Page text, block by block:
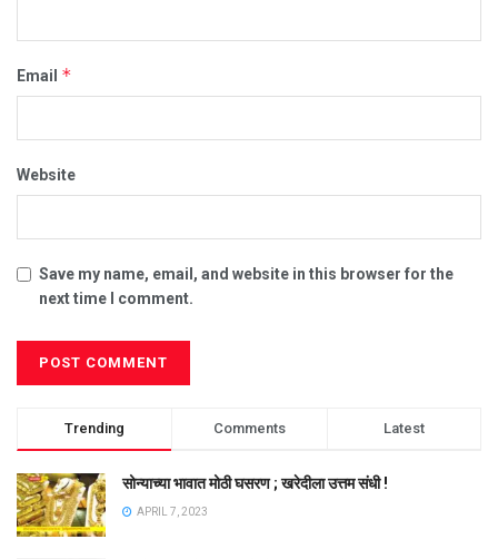
Email *
Website
Save my name, email, and website in this browser for the
next time I comment.
Trending Comments Latest
सोन्याच्या भावात मोठी घसरण ; खरेदीला उत्तम संधी !
APRIL 7, 2023